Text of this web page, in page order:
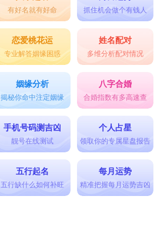
有好名就有好命 抓住机会做个有钱人
恋爱桃花运
专业解答姻缘困惑
姓名配对
多维分析配对情况
姻缘分析
揭秘你命中注定姻缘
八字合婚
合婚指数有多高速查
手机号码测吉凶
靓号在线测试
个人占星
领取你的专属星盘报告
五行起名
五行缺什么如何补旺
每月运势
精准把握每月运势吉凶